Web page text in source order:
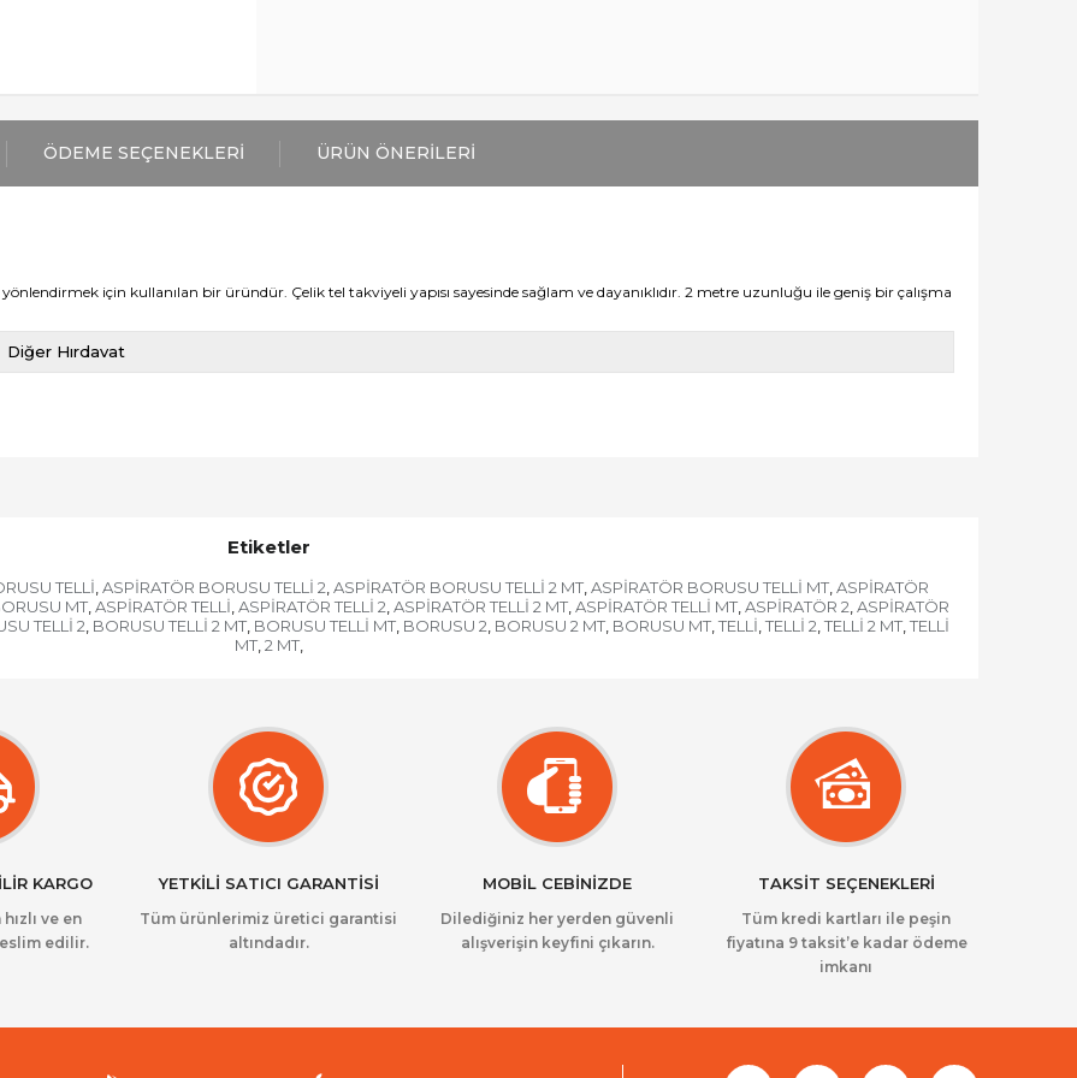
ÖDEME SEÇENEKLERI ÜRÜN ÖNERILERI
için kullanılan bir üründür. Çelik tel takviyeli yapısı sayesinde sağlam ve dayanıklıdır. 2 metre uzunluğu ile geniş bir çalışma
Diğer Hırdavat
Etiketler
TELLİ, ASPİRATÖR BORUSU TELLİ 2, ASPİRATÖR BORUSU TELLİ 2 MT, ASPİRATÖR BORUSU TELLİ MT, ASPİRATÖR
MT, ASPİRATÖR TELLİ, ASPİRATÖR TELLİ 2, ASPİRATÖR TELLİ 2 MT, ASPİRATÖR TELLİ MT, ASPİRATÖR 2, ASPİRATÖR
TELLİ 2, BORUSU TELLİ 2 MT, BORUSU TELLİ MT, BORUSU 2, BORUSU 2 MT, BORUSU MT, TELLİ, TELLİ 2, TELLİ 2 MT, TELLİ
MT, 2 MT,
KARGO
ve en
edilir.
YETKİLİ SATICI GARANTİSİ
Tüm ürünlerimiz üretici garantisi
altındadır.
MOBİL CEBİNİZDE
Dilediğiniz her yerden güvenli
alışverişin keyfini çıkarın.
TAKSİT SEÇENEKLERİ
Tüm kredi kartları ile peşin
fiyatına 9 taksit’e kadar ödeme
imkanı